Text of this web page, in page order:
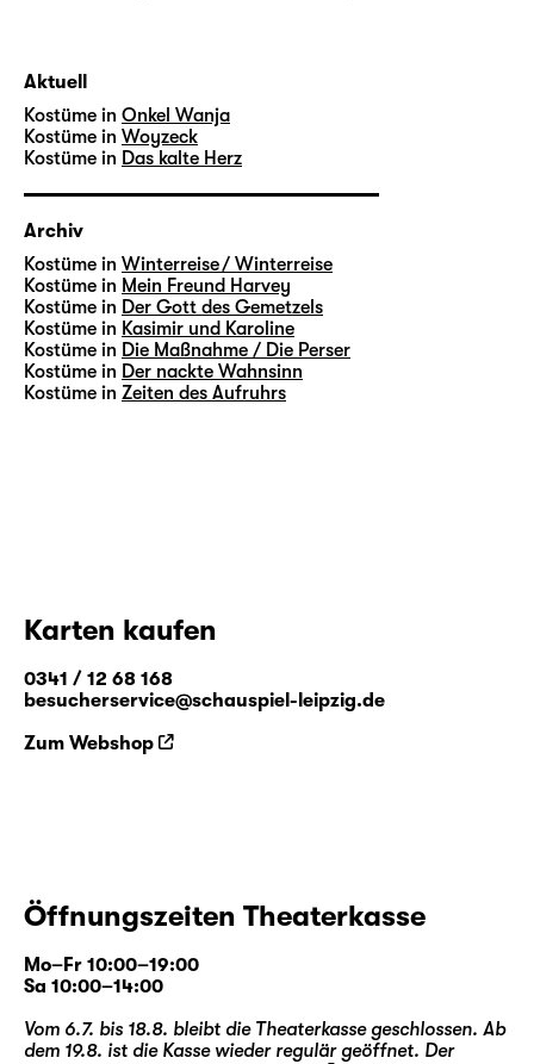
Aktuell
Kostüme in Onkel Wanja
Kostüme in Woyzeck
Kostüme in Das kalte Herz
Archiv
Kostüme in Winterreise / Winterreise
Kostüme in Mein Freund Harvey
Kostüme in Der Gott des Gemetzels
Kostüme in Kasimir und Karoline
Kostüme in Die Maßnahme / Die Perser
Kostüme in Der nackte Wahnsinn
Kostüme in Zeiten des Aufruhrs
Karten kaufen
0341 / 12 68 168
besucherservice@schauspiel-leipzig.de
Zum Webshop
Öffnungszeiten Theaterkasse
Mo–Fr 10:00–19:00
Sa 10:00–14:00
Vom 6.7. bis 18.8. bleibt die Theaterkasse geschlossen. Ab
dem 19.8. ist die Kasse wieder regulär geöffnet. Der